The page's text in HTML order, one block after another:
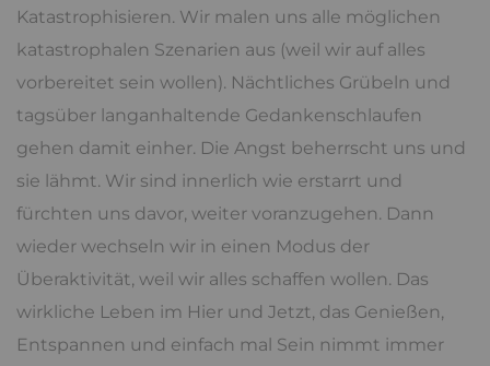
Katastrophisieren. Wir malen uns alle möglichen
katastrophalen Szenarien aus (weil wir auf alles
vorbereitet sein wollen). Nächtliches Grübeln und
tagsüber langanhaltende Gedankenschlaufen
gehen damit einher. Die Angst beherrscht uns und
sie lähmt. Wir sind innerlich wie erstarrt und
fürchten uns davor, weiter voranzugehen. Dann
wieder wechseln wir in einen Modus der
Überaktivität, weil wir alles schaffen wollen. Das
wirkliche Leben im Hier und Jetzt, das Genießen,
Entspannen und einfach mal Sein nimmt immer